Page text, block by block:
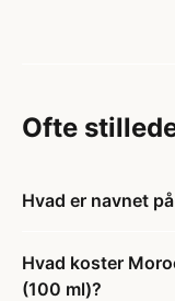
Ofte
Hvad er navnet
Hvad koster
(100 ml)?